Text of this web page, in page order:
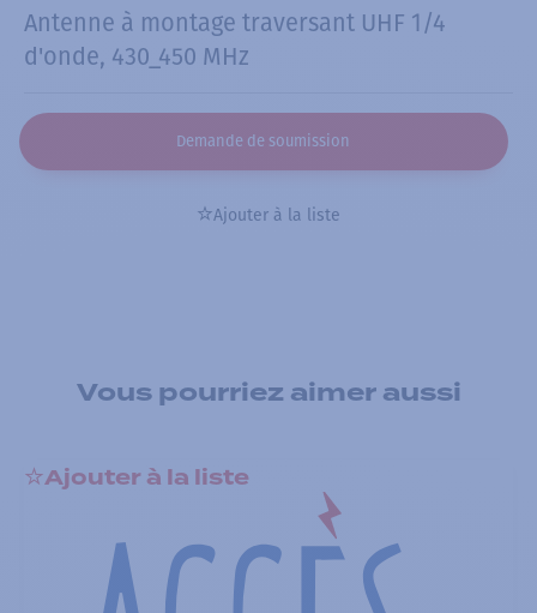
Antenne à montage traversant UHF 1/4
d'onde, 430_450 MHz
Demande de soumission
Ajouter à la liste
Vous pourriez aimer aussi
Ajouter à la liste